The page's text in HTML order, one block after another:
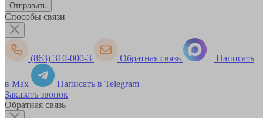
Способы связи
(863) 310-000-3 Обратная связь Написать
в Max
Написать в Telegram
Заказать звонок
Обратная связь